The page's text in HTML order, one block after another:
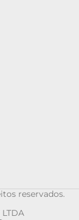
reservados.